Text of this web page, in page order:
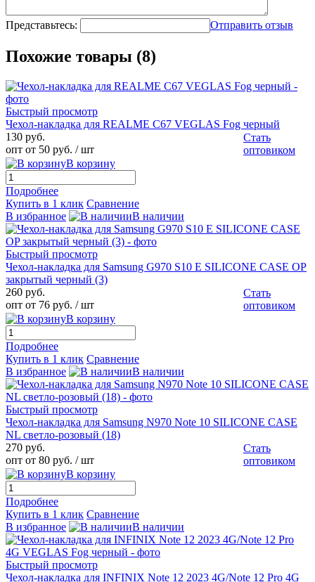
Представьтесь: Отправить отзыв
Похожие товары (8)
Быстрый просмотр
Чехол-накладка для REALME С67 VEGLAS Fog черный
130 руб.
опт от 50 руб. / шт
Стать
оптовиком
В корзину
Подробнее
Купить в 1 клик Сравнение
В избранное
В наличии
Быстрый просмотр
Чехол-накладка для Samsung G970 S10 E SILICONE CASE OP
закрытый черный (3)
260 руб.
опт от 76 руб. / шт
Стать
оптовиком
В корзину
Подробнее
Купить в 1 клик Сравнение
В избранное
В наличии
Быстрый просмотр
Чехол-накладка для Samsung N970 Note 10 SILICONE CASE
NL светло-розовый (18)
270 руб.
опт от 80 руб. / шт
Стать
оптовиком
В корзину
Подробнее
Купить в 1 клик Сравнение
В избранное
В наличии
Быстрый просмотр
Чехол-накладка для INFINIX Note 12 2023 4G/Note 12 Pro 4G